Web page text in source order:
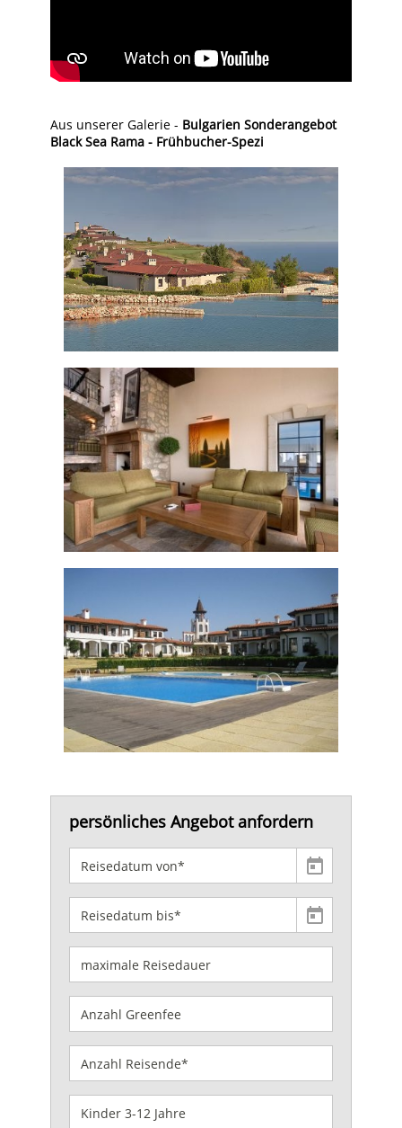
Aus unserer Galerie - Bulgarien Sonderangebot
Black Sea Rama - Frühbucher-Spezi
persönliches Angebot anfordern